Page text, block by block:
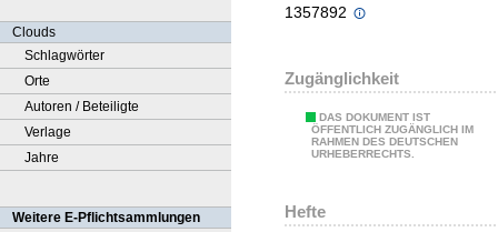
Clouds
Schlagwörter
Orte
Autoren / Beteiligte
Verlage
Jahre
Weitere E-Pflichtsammlungen
1357892
Zugänglichkeit
DAS DOKUMENT IST
ÖFFENTLICH ZUGÄNGLICH IM
RAHMEN DES DEUTSCHEN
URHEBERRECHTS.
Hefte